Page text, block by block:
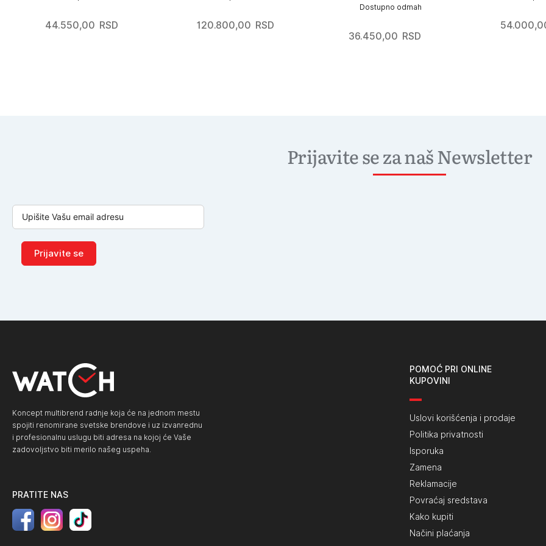
44.550,00 RSD 120.800,00 RSD
Dostupno odmah
36.450,00 RSD
Prijavite se za naš Newsletter
Prijavite se
Koncept multibrend radnje koja će na jednom mestu
spojiti renomirane svetske brendove i uz izvanrednu
i profesionalnu uslugu biti adresa na kojoj će Vaše
zadovoljstvo biti merilo našeg uspeha.
PRATITE NAS
POMOĆ PRI ONLINE
KUPOVINI
Uslovi korišćenja i prodaje
Politika privatnosti
Isporuka
Zamena
Reklamacije
Povraćaj sredstava
Kako kupiti
Načini plaćanja